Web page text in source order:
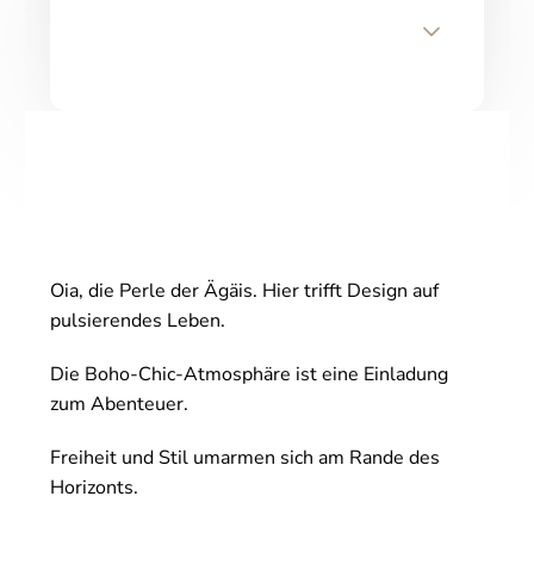
Oia, die Perle der Ägäis. Hier trifft Design auf
pulsierendes Leben.
Die Boho-Chic-Atmosphäre ist eine Einladung
zum Abenteuer.
Freiheit und Stil umarmen sich am Rande des
Horizonts.